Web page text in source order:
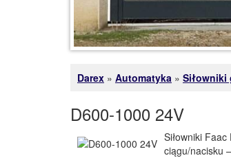
Darex » Automatyka » Siłowniki
D600-1000 24V
Siłowniki
ciągu/nacisku